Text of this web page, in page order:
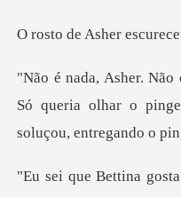
Só queria olhar o